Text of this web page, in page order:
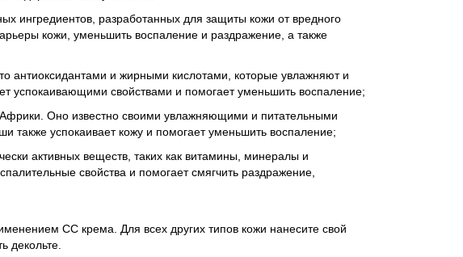
ингредиентов, разработанных для защиты кожи от вредного
кожи, уменьшить воспаление и раздражение, а также
антиоксидантами и жирными кислотами, которые увлажняют и
успокаивающими свойствами и помогает уменьшить воспаление;
Оно известно своими увлажняющими и питательными
также успокаивает кожу и помогает уменьшить воспаление;
активных веществ, таких как витамины, минералы и
свойства и помогает смягчить раздражение,
СС крема. Для всех других типов кожи нанесите свой
декольте.